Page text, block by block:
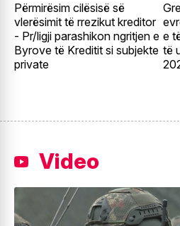
Përmirësim cilësisë së
vlerësimit të rrezikut kreditor
- Pr/ligji parashikon ngritjen e
Byrove të Kreditit si subjekte
private
e
të
Video